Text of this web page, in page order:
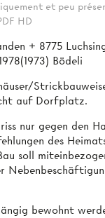
et peu
HD
+ 8775
Bödeli
auf Dorfplatz.
nur gegen den
des
soll
bewohnt